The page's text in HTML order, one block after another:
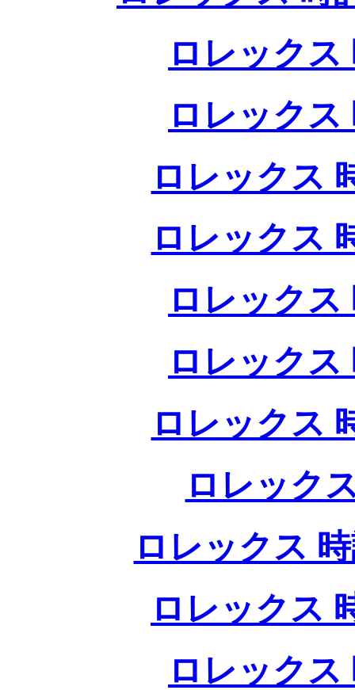
ロレックス
ロレックス
ロレックス
ロレックス
ロレックス
ロレックス
ロレックス
ロレック
ロレックス
ロレックス
ロレックス